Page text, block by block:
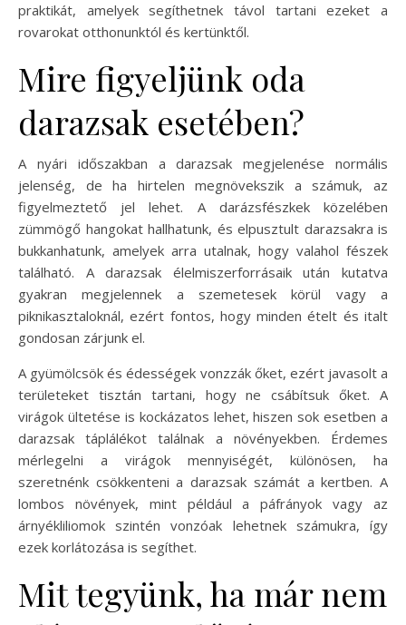
praktikát, amelyek segíthetnek távol tartani ezeket a
rovarokat otthonunktól és kertünktől.
Mire figyeljünk oda
darazsak esetében?
A nyári időszakban a darazsak megjelenése normális
jelenség, de ha hirtelen megnövekszik a számuk, az
figyelmeztető jel lehet. A darázsfészkek közelében
zümmögő hangokat hallhatunk, és elpusztult darazsakra is
bukkanhatunk, amelyek arra utalnak, hogy valahol fészek
található. A darazsak élelmiszerforrásaik után kutatva
gyakran megjelennek a szemetesek körül vagy a
piknikasztaloknál, ezért fontos, hogy minden ételt és italt
gondosan zárjunk el.
A gyümölcsök és édességek vonzzák őket, ezért javasolt a
területeket tisztán tartani, hogy ne csábítsuk őket. A
virágok ültetése is kockázatos lehet, hiszen sok esetben a
darazsak táplálékot találnak a növényekben. Érdemes
mérlegelni a virágok mennyiségét, különösen, ha
szeretnénk csökkenteni a darazsak számát a kertben. A
lombos növények, mint például a páfrányok vagy az
árnyékliliomok szintén vonzóak lehetnek számukra, így
ezek korlátozása is segíthet.
Mit tegyünk, ha már nem